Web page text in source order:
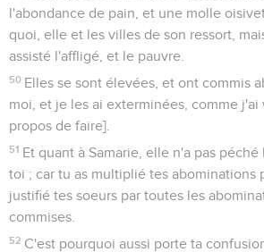
l'abondance de pain, et une molle
quoi, elle et les villes de son ressort,
assisté l'affligé, et le pauvre.
50 Elles se sont élevées, et ont commis
moi, et je les ai exterminées, comme j'ai
propos de faire].
51 Et quant à Samarie, elle n'a pas
toi ; car tu as multiplié tes abominations
justifié tes soeurs par toutes les
commises.
52 C'est pourquoi aussi porte ta